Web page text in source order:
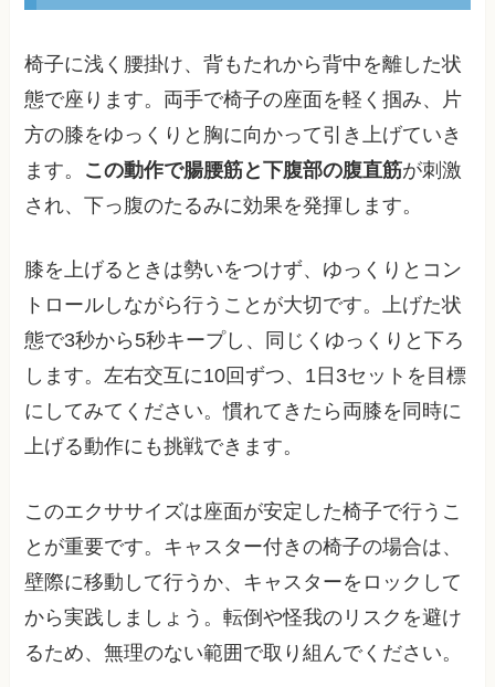
椅子に浅く腰掛け、背もたれから背中を離した状
態で座ります。両手で椅子の座面を軽く掴み、片
方の膝をゆっくりと胸に向かって引き上げていき
ます。 この動作で腸腰筋と下腹部の腹直筋が刺激
され、下っ腹のたるみに効果を発揮します。
膝を上げるときは勢いをつけず、ゆっくりとコン
トロールしながら行うことが大切です。上げた状
態で3秒から5秒キープし、同じくゆっくりと下ろ
します。左右交互に10回ずつ、1日3セットを目標
にしてみてください。慣れてきたら両膝を同時に
上げる動作にも挑戦できます。
このエクササイズは座面が安定した椅子で行うこ
とが重要です。キャスター付きの椅子の場合は、
壁際に移動して行うか、キャスターをロックして
から実践しましょう。転倒や怪我のリスクを避け
るため、無理のない範囲で取り組んでください。